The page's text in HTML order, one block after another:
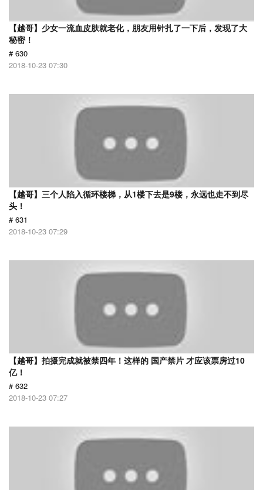
【越哥】少女一流血皮肤就老化，朋友用针扎了一下后，发现了大
秘密！
# 630
2018-10-23 07:30
【越哥】三个人陷入循环楼梯，从1楼下去是9楼，永远也走不到尽
头！
# 631
2018-10-23 07:29
【越哥】拍摄完成就被禁四年！这样的 国产禁片 才应该票房过10
亿！
# 632
2018-10-23 07:27